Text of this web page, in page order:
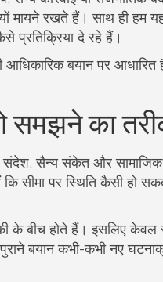
मायने रखते हैं। साथ ही हम
प्रतिक्रिया दे रहे हैं।
आधिकारिक बयान पर
समझने का
संदेश, सैन्य संकेत और
सीमा पर स्थिति कैसी हो
के बीच होते हैं। इसलिए
पुराने बयान कभी-कभी नए